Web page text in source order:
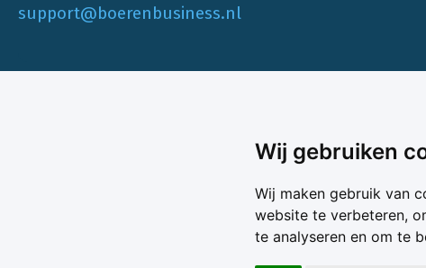
Wij gebruiken
Wij maken gebruik van
website te verbeteren,
te analyseren en om te
support@boerenbusiness.nl
Boerenbusiness is je partner op het gebied
van onafhankelijke en betrouwbare
marktinformatie en -data. Elke dag opnieuw
Ons
Melk & Voer
Varkens &